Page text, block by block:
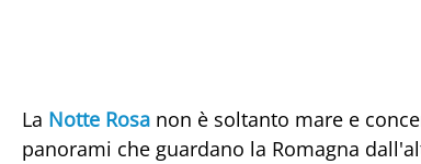
La Notte Rosa non è soltanto mare e
panorami che guardano la Romagna